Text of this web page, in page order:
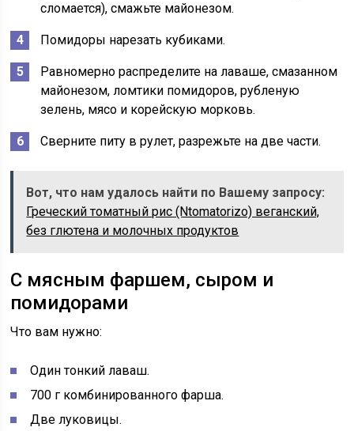
сломается), смажьте майонезом.
Помидоры нарезать кубиками.
Равномерно распределите на лаваше, смазанном
майонезом, ломтики помидоров, рубленую
зелень, мясо и корейскую морковь.
Сверните питу в рулет, разрежьте на две части.
Вот, что нам удалось найти по Вашему запросу:
Греческий томатный рис (Ntomatorizo) веганский,
без глютена и молочных продуктов
С мясным фаршем, сыром и
помидорами
Что вам нужно:
Один тонкий лаваш.
700 г комбинированного фарша.
Две луковицы.